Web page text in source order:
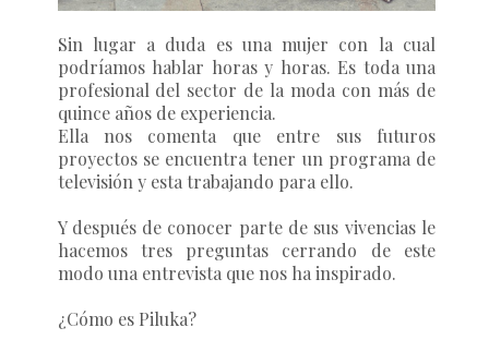
Sin lugar a duda es una mujer con la cual
podríamos hablar horas y horas. Es toda una
profesional del sector de la moda con más de
quince años de experiencia.
Ella nos comenta que entre sus futuros
proyectos se encuentra tener un programa de
televisión y esta trabajando para ello.
Y después de conocer parte de sus vivencias le
hacemos tres preguntas cerrando de este
modo una entrevista que nos ha inspirado.
¿Cómo es Piluka?